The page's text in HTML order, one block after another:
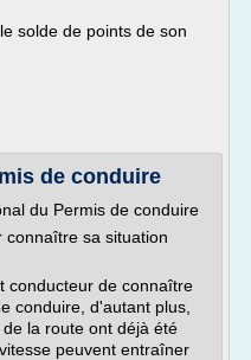
solde de points de son
de conduire
du Permis de conduire
connaître sa situation
conducteur de connaître
conduire, d'autant plus,
la route ont déjà été
peuvent entraîner